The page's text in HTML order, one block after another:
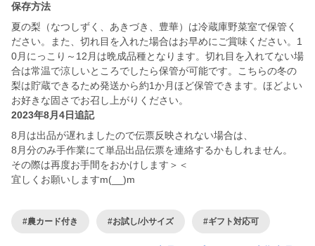
保存方法
夏の梨（なつしずく、あきづき、豊華）は冷蔵庫野菜室で保管く
ださい。また、切れ目を入れた場合はお早めにご賞味ください。1
0月にっこり～12月は晩成品種となります。切れ目を入れてない場
合は常温で涼しいところでしたら保管が可能です。こちらの冬の
梨は貯蔵できるため発送から約1か月ほど保管できます。ほどよい
お好きな固さでお召し上がりください。
2023年8月4日追記
8月は出品が遅れましたので伝票反映されない場合は、
8月分のみ手作業にて単品出品伝票を連絡するかもしれません。
その際は再度お手間をおかけします＞＜
宜しくお願いしますm(__)m
#農カード付き #お試し/小サイズ #ギフト対応可